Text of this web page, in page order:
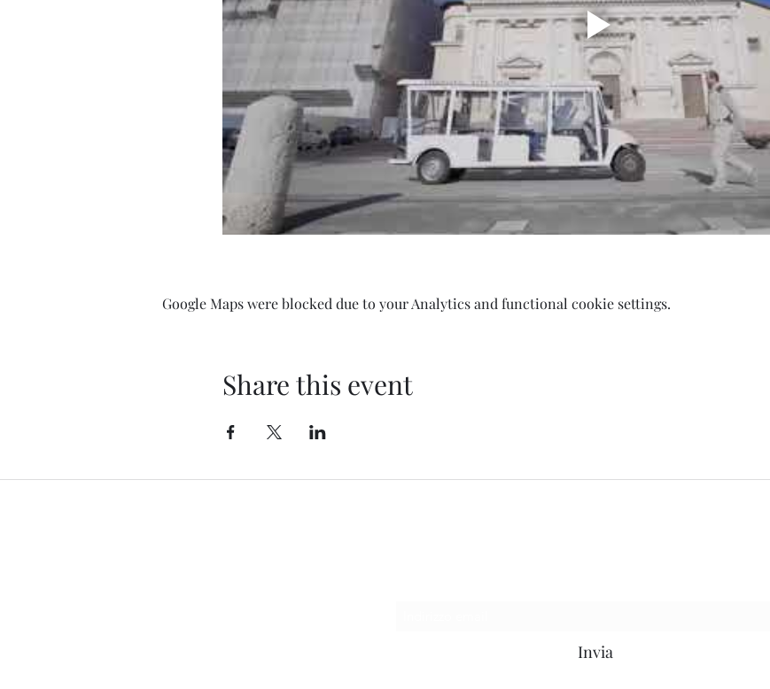
Google Maps were blocked due to your Analytics and functional cookie settings.
Share this event
Invia